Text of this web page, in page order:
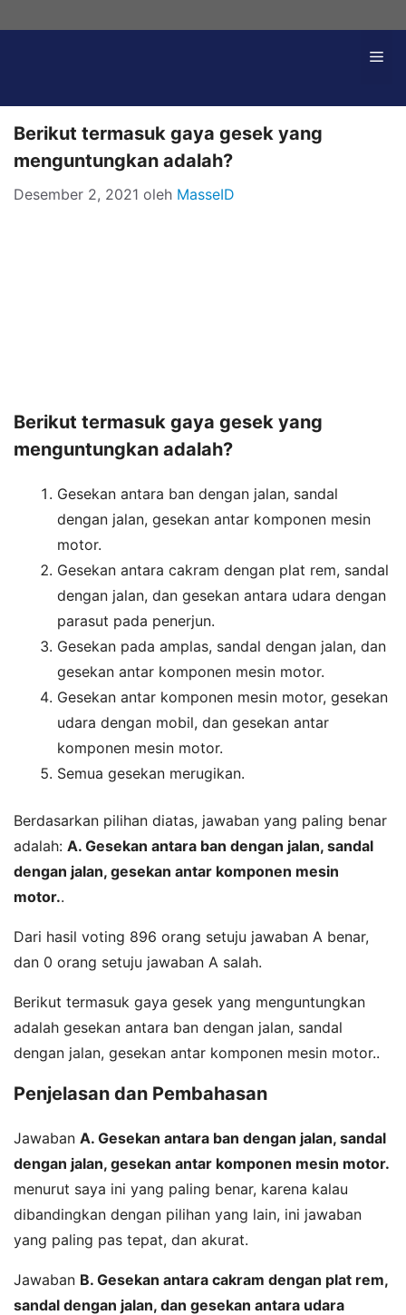
Berikut termasuk gaya gesek yang
menguntungkan adalah?
Desember 2, 2021 oleh MasseID
Berikut termasuk gaya gesek yang
menguntungkan adalah?
Gesekan antara ban dengan jalan, sandal
dengan jalan, gesekan antar komponen mesin
motor.
Gesekan antara cakram dengan plat rem, sandal
dengan jalan, dan gesekan antara udara dengan
parasut pada penerjun.
Gesekan pada amplas, sandal dengan jalan, dan
gesekan antar komponen mesin motor.
Gesekan antar komponen mesin motor, gesekan
udara dengan mobil, dan gesekan antar
komponen mesin motor.
Semua gesekan merugikan.
Berdasarkan pilihan diatas, jawaban yang paling benar
adalah: A. Gesekan antara ban dengan jalan, sandal
dengan jalan, gesekan antar komponen mesin
motor..
Dari hasil voting 896 orang setuju jawaban A benar,
dan 0 orang setuju jawaban A salah.
Berikut termasuk gaya gesek yang menguntungkan
adalah gesekan antara ban dengan jalan, sandal
dengan jalan, gesekan antar komponen mesin motor..
Penjelasan dan Pembahasan
Jawaban A. Gesekan antara ban dengan jalan, sandal
dengan jalan, gesekan antar komponen mesin motor.
menurut saya ini yang paling benar, karena kalau
dibandingkan dengan pilihan yang lain, ini jawaban
yang paling pas tepat, dan akurat.
Jawaban B. Gesekan antara cakram dengan plat rem,
sandal dengan jalan, dan gesekan antara udara